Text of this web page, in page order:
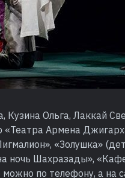
Ольга, Лаккай
Армена
«Золушка»
ночь Шахразады»,
по телефону, а на